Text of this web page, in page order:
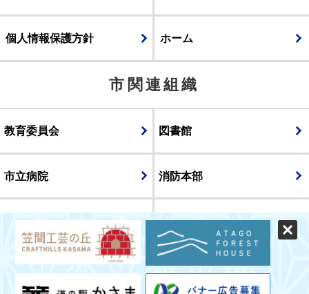
個人情報保護方針 ホーム
市関連組織
教育委員会 図書館
市立病院 消防本部
議会
表示 スマートフォン版 パソコン版